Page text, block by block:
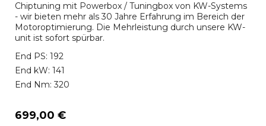
Chiptuning mit Powerbox / Tuningbox von KW-Systems
- wir bieten mehr als 30 Jahre Erfahrung im Bereich der
Motoroptimierung. Die Mehrleistung durch unsere KW-
unit ist sofort spürbar.
End PS: 192
End kW: 141
End Nm: 320
699,00 €